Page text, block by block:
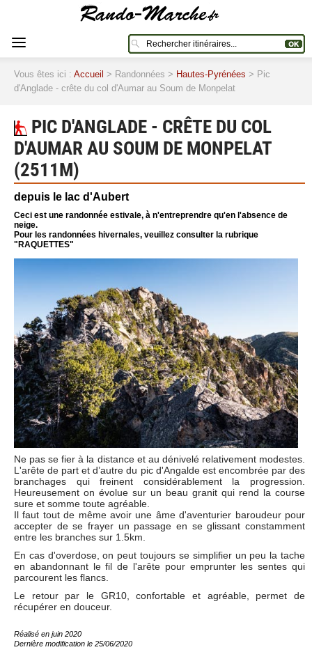
Vous êtes ici : Accueil > Randonnées > Hautes-Pyrénées > Pic
d'Anglade - crête du col d'Aumar au Soum de Monpelat
PIC D'ANGLADE - CRÊTE DU COL
D'AUMAR AU SOUM DE MONPELAT
(2511M)
depuis le lac d'Aubert
Ceci est une randonnée estivale, à n'entreprendre qu'en l'absence de
neige.
Pour les randonnées hivernales, veuillez consulter la rubrique
"RAQUETTES"
Ne pas se fier à la distance et au dénivelé relativement modestes.
L'arête de part et d’autre du pic d'Angalde est encombrée par des
branchages qui freinent considérablement la progression.
Heureusement on évolue sur un beau granit qui rend la course
sure et somme toute agréable.
Il faut tout de même avoir une âme d'aventurier baroudeur pour
accepter de se frayer un passage en se glissant constamment
entre les branches sur 1.5km.
En cas d'overdose, on peut toujours se simplifier un peu la tache
en abandonnant le fil de l'arête pour emprunter les sentes qui
parcourent les flancs.
Le retour par le GR10, confortable et agréable, permet de
récupérer en douceur.
Réalisé en juin 2020
Dernière modification le 25/06/2020